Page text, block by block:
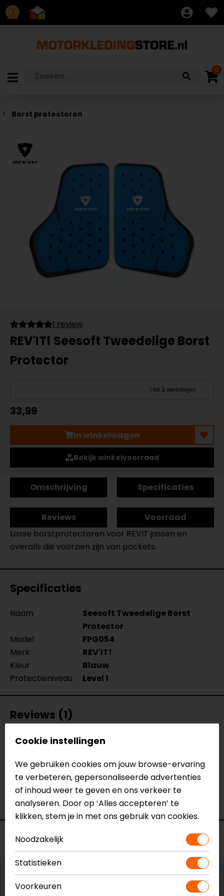
8.7
0
Borst protectoren
1 review
REV'IT! Seesoft Tweedelige Borst
Protector
1 tot 2 werkdagen
33,99
In winkelwagen
Bekijk winkelvoorraad
Omschrijving Specificaties
Reviews
Voorraad
Losse borstprotectoren voor REVIT jassen en
overalls die voorzien zijn van pockets.
Specificaties
Naam
Seesoft Tweedelige Borst
Protector
Model
FPG054
Merk
REV'IT!
Kleur
Blauw
Protectieniveau
Level 1
Reviews (1)
01-05-2023
geen toelichting gegeven
- Legius
Voorraad
Vestiging Apeldoorn
Ruime voorraad
Cookie instellingen
We gebruiken cookies om jouw browse-ervaring
te verbeteren, gepersonaliseerde advertenties
of inhoud weer te geven en ons verkeer te
analyseren. Door op ‘Alles accepteren’ te
klikken, stem je in met ons gebruik van cookies.
Noodzakelijk
Statistieken
Voorkeuren